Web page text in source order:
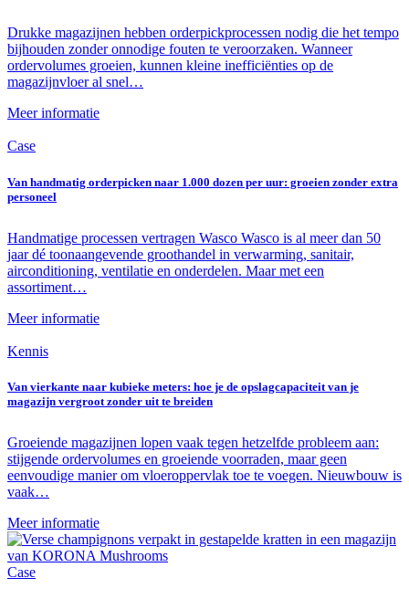
Drukke magazijnen hebben orderpickprocessen nodig die het tempo
bijhouden zonder onnodige fouten te veroorzaken. Wanneer
ordervolumes groeien, kunnen kleine inefficiënties op de
magazijnvloer al snel…
Meer informatie
Case
Van handmatig orderpicken naar 1.000 dozen per uur: groeien zonder extra
personeel
Handmatige processen vertragen Wasco Wasco is al meer dan 50
jaar dé toonaangevende groothandel in verwarming, sanitair,
airconditioning, ventilatie en onderdelen. Maar met een
assortiment…
Meer informatie
Kennis
Van vierkante naar kubieke meters: hoe je de opslagcapaciteit van je
magazijn vergroot zonder uit te breiden
Groeiende magazijnen lopen vaak tegen hetzelfde probleem aan:
stijgende ordervolumes en groeiende voorraden, maar geen
eenvoudige manier om vloeroppervlak toe te voegen. Nieuwbouw is
vaak…
Meer informatie
Case